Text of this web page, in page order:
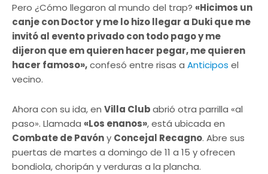
Pero ¿Cómo llegaron al mundo del trap? «Hicimos un
canje con Doctor y me lo hizo llegar a Duki que me
invitó al evento privado con todo pago y me
dijeron que em quieren hacer pegar, me quieren
hacer famoso»,confesó entre risas a Anticipos el
vecino.
Ahora con su ida, en Villa Clubabrió otra parrilla «al
paso». Llamada «Los enanos», está ubicada en
Combate de Pavóny Concejal Recagno. Abre sus
puertas de martes a domingo de 11 a 15 y ofrecen
bondiola, choripán y verduras a la plancha.